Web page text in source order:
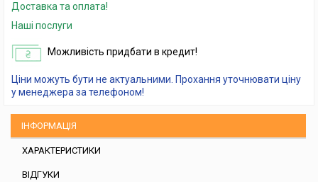
Доставка та оплата!
Наші послуги
Можливість придбати в кредит!
Ціни можуть бути не актуальними. Прохання уточнювати ціну
у менеджера за телефоном!
ІНФОРМАЦІЯ
ХАРАКТЕРИСТИКИ
ВІДГУКИ